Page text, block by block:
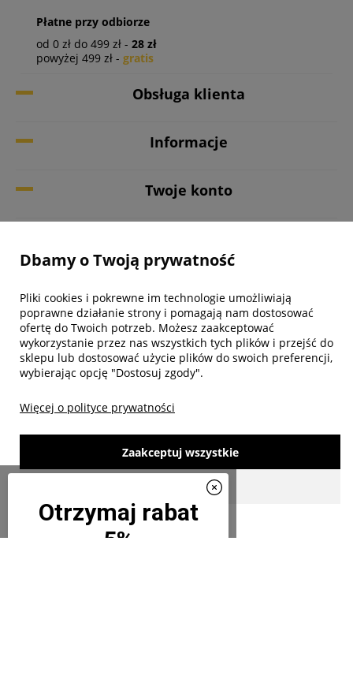
Płatne przy odbiorze
od 0 zł do 499 zł - 28 zł
powyżej 499 zł - gratis
Obsługa klienta
Informacje
Twoje konto
made with: by www.mamezi.pl
Pokaż pełną wersję strony
Dbamy o Twoją prywatność
Pliki cookies i pokrewne im technologie umożliwiają
poprawne działanie strony i pomagają nam dostosować
ofertę do Twoich potrzeb. Możesz zaakceptować
wykorzystanie przez nas wszystkich tych plików i przejść do
sklepu lub dostosować użycie plików do swoich preferencji,
wybierając opcję "Dostosuj zgody".
Więcej o polityce prywatności
Dostosuj zgody
Zaakceptuj wszystkie